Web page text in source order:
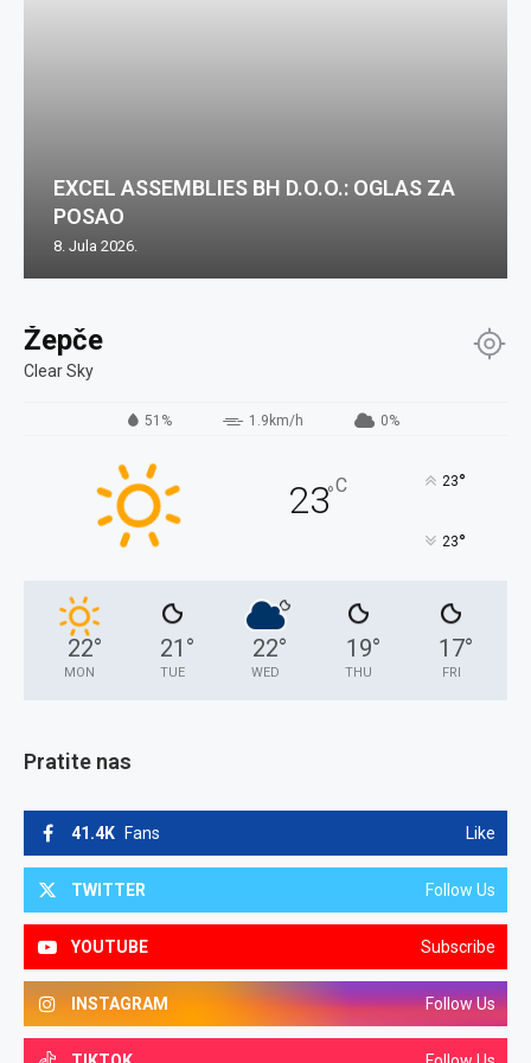
Žepče
Clear Sky
51% 1.9km/h 0%
23°C 23°
23°
22°
MON
21 °
TUE
22°
WED
19°
THU
17°
FRI
Pratite nas
41.4K Fans Like
TWITTER Follow Us
YOUTUBE Subscribe
INSTAGRAM Follow Us
EXCEL ASSEMBLIES BH D.O.O.: OGLAS ZA
POSAO
8. Jula 2026.